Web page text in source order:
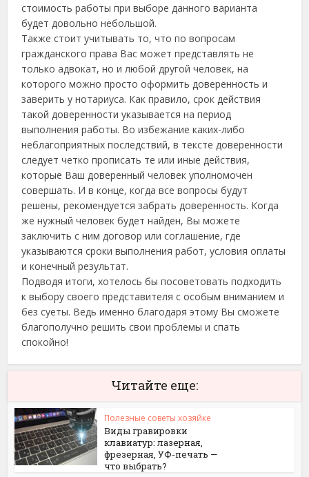
стоимость работы при выборе данного варианта
будет довольно небольшой.
Также стоит учитывать то, что по вопросам
гражданского права Вас может представлять не
только адвокат, но и любой другой человек, на
которого можно просто оформить доверенность и
заверить у нотариуса. Как правило, срок действия
такой доверенности указывается на период
выполнения работы. Во избежание каких-либо
неблагоприятных последствий, в тексте доверенности
следует четко прописать те или иные действия,
которые Ваш доверенный человек уполномочен
совершать. И в конце, когда все вопросы будут
решены, рекомендуется забрать доверенность. Когда
же нужный человек будет найден, Вы можете
заключить с ним договор или соглашение, где
указываются сроки выполнения работ, условия оплаты
и конечный результат.
Подводя итоги, хотелось бы посоветовать подходить
к выбору своего представителя с особым вниманием и
без суеты. Ведь именно благодаря этому Вы сможете
благополучно решить свои проблемы и спать
спокойно!
Читайте еще:
Полезные советы хозяйке
Виды гравировки
клавиатур: лазерная,
фрезерная, УФ-печать —
что выбрать?